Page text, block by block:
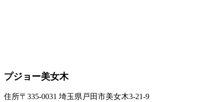
プジョー美女木
住所〒335-0031 埼玉県戸田市美女木3-21-9